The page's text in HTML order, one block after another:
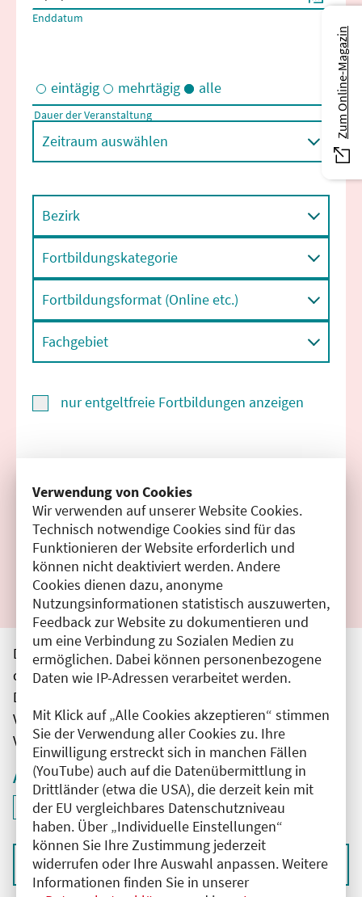
Verwendung von Cookies
Wir verwenden auf unserer Website Cookies.
Technisch notwendige Cookies sind für das
Funktionieren der Website erforderlich und
können nicht deaktiviert werden. Andere
Cookies dienen dazu, anonyme
Nutzungsinformationen statistisch auszuwerten,
Feedback zur Website zu dokumentieren und
um eine Verbindung zu Sozialen Medien zu
ermöglichen. Dabei können personenbezogene
Daten wie IP-Adressen verarbeitet werden.
Mit Klick auf „Alle Cookies akzeptieren“ stimmen
Sie der Verwendung aller Cookies zu. Ihre
Einwilligung erstreckt sich in manchen Fällen
(YouTube) auch auf die Datenübermittlung in
Drittländer (etwa die USA), die derzeit kein mit
der EU vergleichbares Datenschutzniveau
haben. Über „Individuelle Einstellungen“
können Sie Ihre Zustimmung jederzeit
widerrufen oder Ihre Auswahl anpassen. Weitere
Informationen finden Sie in unserer
Enddatum
Eintägige und/oder mehrtägige Veranstaltungen
eintägig mehrtägig alle
Dauer der Veranstaltung
Zeitraum auswählen
Bezirk
Fortbildungskategorie
Fortbildungsformat (Online etc.)
Fachgebiet
nur entgeltfreie Fortbildungen anzeigen
Filter zurücksetzen
Ergebnisse drucken
Die hier aufgeführten Veranstaltungen entsprechen
den unmittelbar vom Veranstalter getätigten Angaben.
Die Ärztekammer Berlin übernimmt keine
Verantwortung für den Inhalt, die Haftung obliegt dem
Veranstalter.
Aktive Filter
Filter
ID: ANT-2600439
deaktivieren und Suchergebnisse neu laden
Sortieren nach
Zum Online-Magazin